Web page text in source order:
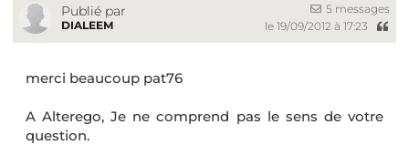
Publié par
DIALEEM
5 messages
le 19/09/2012 à 17:23
merci beaucoup pat76
A Alterego, Je ne comprend pas le sens de votre
question.